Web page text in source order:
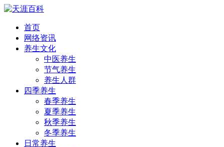
首页
网络资讯
养生文化
中医养生
节气养生
养生人群
四季养生
春季养生
夏季养生
秋季养生
冬季养生
日常养生